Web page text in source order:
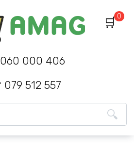
060 000 406
079 512 557
0